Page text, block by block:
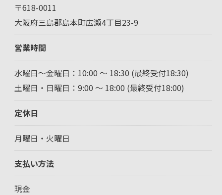
〒618-0011
大阪府三島郡島本町広瀬4丁目23-9
営業時間
水曜日～金曜日：10:00 ～ 18:30 (最終受付18:30)
土曜日・日曜日：9:00 ～ 18:00 (最終受付18:00)
定休日
月曜日・火曜日
支払い方法
現金